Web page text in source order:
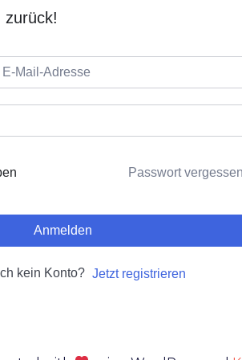
zurück!
Passwort
Anmelden
kein Konto? Jetzt registrieren